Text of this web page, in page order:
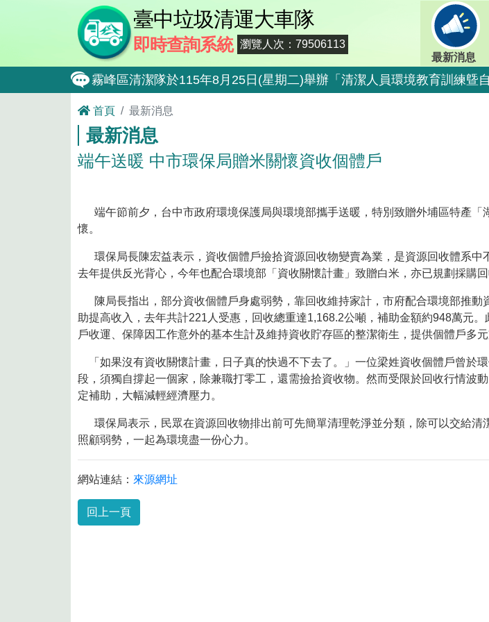
臺中垃圾清運大車隊
即時查詢系統 瀏覽人次：79506113
最新消息
霧峰區清潔隊於115年8月25日(星期二)舉辦「清潔人員環境教育訓練曁
大肚區清潔隊於115年8月25日(星期二)舉辦「清潔人員環境教育訓練曁
北屯區清潔隊於115年8月11日(星期二)舉辦「清潔人員環境教育訓練曁
外埔區清潔隊於115年8月18日(星期二)舉辦「清潔人員環境教育訓練曁
石岡區清潔隊於115年8月18日(星期二)舉辦「清潔人員環境教育訓練曁
東勢區清潔隊於115年8月18日(星期二)舉辦「清潔人員環境教育訓練曁
全民監督公共工程施工品質, 請撥打通報專線0800-009609
防堵非洲豬瘟總動員，因應非洲豬瘟疫情，市民端廚餘收運排出方式
8月10日14:30至15:00防空演習行動網路降速演練，請預為因應
首頁 最新消息
最新消息
端午送暖 中市環保局贈米關懷資收個體戶
端午節前夕，台中市政府環境保護局與環境部攜手送暖，特別致贈外埔區特產「
懷。
環保局長陳宏益表示，資收個體戶撿拾資源回收物變賣為業，是資源回收體系中
去年提供反光背心，今年也配合環境部「資收關懷計畫」致贈白米，亦已規劃採購
陳局長指出，部分資收個體戶身處弱勢，靠回收維持家計，市府配合環境部推動
助提高收入，去年共計221人受惠，回收總重達1,168.2公噸，補助金額約948萬元
戶收運、保障因工作意外的基本生計及維持資收貯存區的整潔衛生，提供個體戶多元
「如果沒有資收關懷計畫，日子真的快過不下去了。」一位梁姓資收個體戶曾於
段，須獨自撐起一個家，除兼職打零工，還需撿拾資收物。然而受限於回收行情波
定補助，大幅減輕經濟壓力。
環保局表示，民眾在資源回收物排出前可先簡單清理乾淨並分類，除可以交給清
照顧弱勢，一起為環境盡一份心力。
網站連結： 來源網址
回上一頁